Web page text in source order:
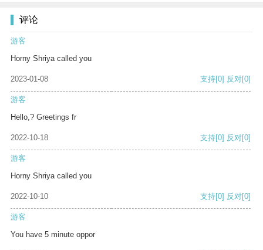
评论
游客
Horny Shriya called you
2023-01-08 支持[0] 反对[0]
游客
Hello,? Greetings fr
2022-10-18 支持[0] 反对[0]
游客
Horny Shriya called you
2022-10-10 支持[0] 反对[0]
游客
You have 5 minute oppor